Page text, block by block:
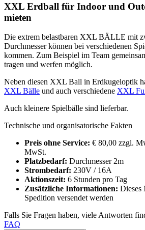
XXL Erdball für Indoor und
mieten
Die extrem belastbaren XXL BÄLLE mit
Durchmesser können bei verschiedenen
kommen. Zum Beispiel im Team
tragen und werfen möglich.
Neben diesen XXL Ball in Erdkugeloptik
XXL Bälle und auch verschiedene XXL
Auch kleinere Spielbälle sind lieferbar.
Technische und organisatorische Fakten
Preis ohne Service: € 80,00 zzgl.
MwSt.
Platzbedarf: Durchmesser 2m
Strombedarf: 230V / 16A
Aktionszeit: 6 Stunden pro Tag
Zusätzliche Informationen: Dieses
Spedition versendet werden
Falls Sie Fragen haben, viele Antworten
FAQ